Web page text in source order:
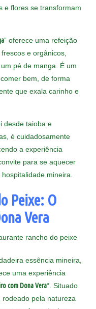
e flores se transformam
” oferece uma refeição
e orgânicos,
pé de manga. É um
bem, de forma
que exala carinho e
desde taioba e
é cuidadosamente
a experiência
para se aquecer
mineira.
Peixe: O
Vera
essência mineira,
uma experiência
com Dona Vera“. Situado
pela natureza